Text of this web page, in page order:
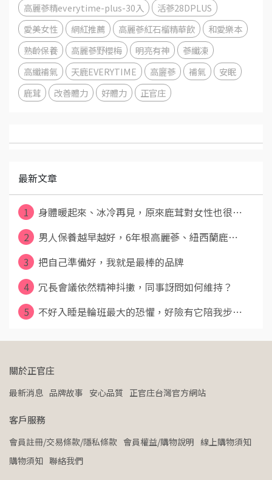
高麗蔘精everytime-plus-30入
活蔘28DPLUS
愛美女性
網紅推薦 高麗蔘紅石榴精華飲
和愛樂本
熟齡保養
高麗蔘野櫻梅 明亮有神
蔘纖凍
高纖補氣
天鹿EVERYTIME 高廲蔘 補氣
安眠
鹿茸
改善體力 好體力 正官庄
最新文章
1
身體暖起來、冰冷再見，原來鹿茸對女性也很⋯
2
男人保養越早越好，6年根高麗蔘、紐西蘭鹿⋯
3
把自己準備好，我就是最棒的品牌
4
冗長會議依然精神抖擻，同事訝問如何維持？
5
不好入睡是輪班最大的恐懼，好險有它陪我步⋯
關於正官庄
最新消息 品牌故事 安心品質 正官庄台灣官方網站
客戶服務
會員註冊/交易條款/隱私條款 會員權益/購物說明 線上購物須知
購物須知 聯絡我們